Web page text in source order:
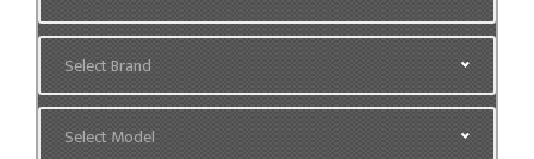
Select Brand
Select Model